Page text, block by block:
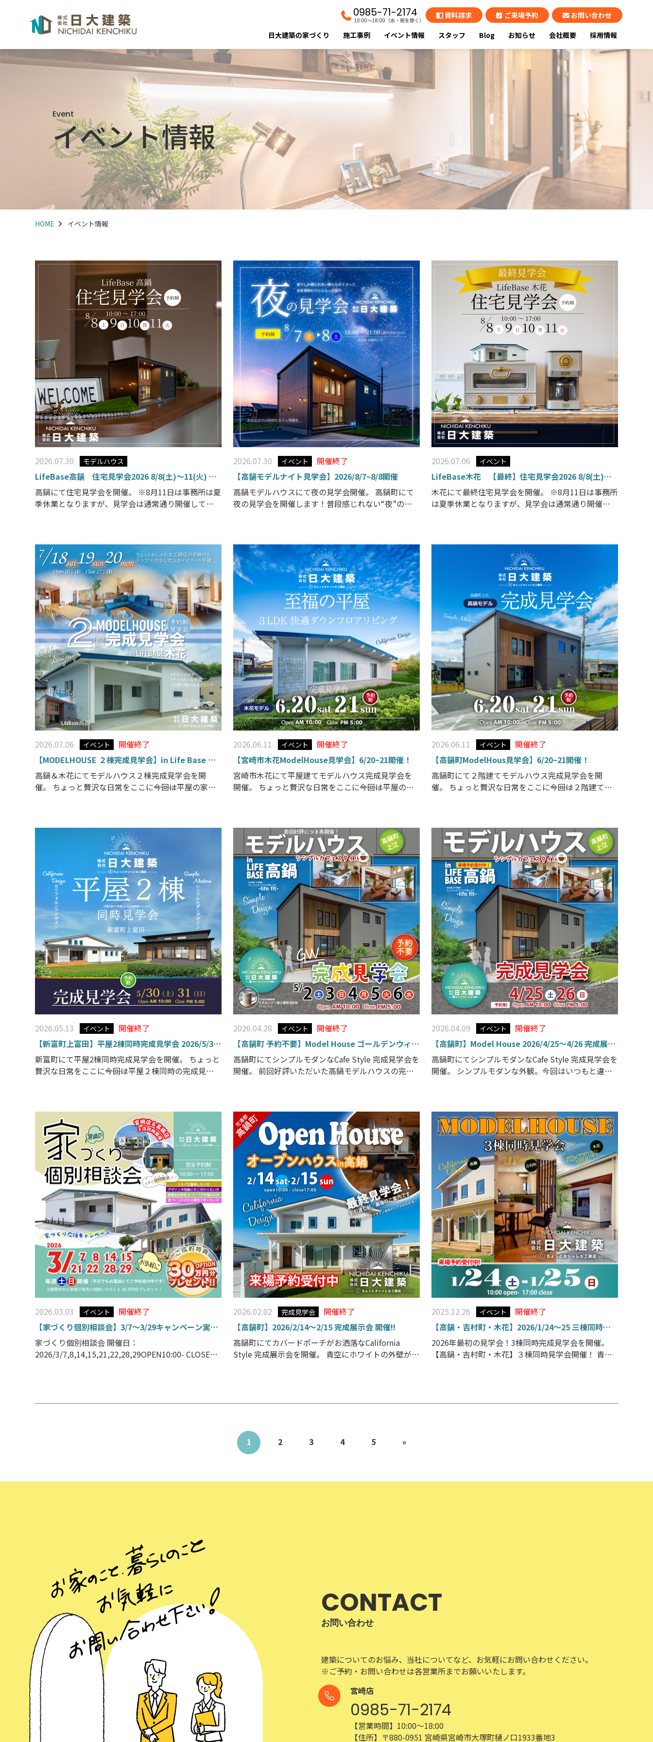
0985-71-2174
10:00〜18:00（水・祝を除く）
資料請求 ご来場予約 お問い合わせ
日大建築の家づくり 施工事例 イベント情報 スタッフ Blog お知らせ 会社概要 採用情報
Event
イベント情報
HOME イベント情報
2026.07.30 モデルハウス
LifeBase高鍋 住宅見学会2026 8/8(土)～11(火) 開
催！
高鍋にて住宅見学会を開催。 ※8月11日は事務所は夏
季休業となりますが、見学会は通常通り開催してお
吹き抜け空間でおしゃれカフェのような雰囲気。と
ても居心地の良 […]
2026.07.30 イベント
開催終了
【高鍋モデルナイト見学会】2026/8/7~8/8開催
高鍋モデルハウスにて夜の見学会開催。 高鍋町にて
夜の見学会を開催します！普段感じれない“夜”の暮
ャルモデルハウス モデルハウスの中をゆっくり順番
に見学したり、 […]
2026.07.06 イベント
LifeBase木花 【最終】住宅見学会2026 8/8(土)～
11(火) 開催！
木花にて最終住宅見学会を開催。 ※8月11日は事務所
は夏季休業となりますが、見学会は通常通り開催し
アで心地よく過ごせます。 とうとう木花のお家が見
2026.07.06 イベント
開催終了
【MODELHOUSE ２棟完成見学会】in Life Base 木
花
高鍋＆木花にてモデルハウス２棟完成見学会を開
催。 ちょっと贅沢な日常をここに―――今回は平屋の家、
ビングはダウンフロアで心地よく過ごせます。 […]
2026.06.11 イベント
開催終了
【宮崎市木花ModelHouse見学会】6/20~21開催！
宮崎市木花にて平屋建てモデルハウス完成見学会を
開催。 ちょっと贅沢な日常をここに―――今回は平屋の
リビングはダウンフロアで心地よく過ごせま […]
2026.06.11 イベント
開催終了
【高鍋町ModelHous見学会】6/20~21開催！
高鍋町にて２階建てモデルハウス完成見学会を開
催。 ちょっと贅沢な日常をここに―――今回は２階建ての
型キッチンカウンターや大きな吹き抜け空間でおし
ゃれ […]
2026.05.13 イベント
開催終了
【新富町上富田】平屋2棟同時完成見学会 2026/5/30
～5/31 開催!!
新富町にて平屋2棟同時完成見学会を開催。 ちょっと
贅沢な日常をここに―――今回は平屋２棟同時の完成見学
ます。さらに吹抜けの天井で開 […]
2026.04.28 イベント
開催終了
【高鍋町 予約不要】Model House ゴールデンウィー
ク2026/5/2～5/6 完成展示会 開催!!
高鍋町にてシンプルモダンなCafe Style 完成見学会を
開催。 前回好評いただいた高鍋モデルハウスの完成
ダウンフロアを採用したL型キッチンカウンターや大
き […]
2026.04.09 イベント
開催終了
【高鍋町】Model House 2026/4/25～4/26 完成展示
会 開催!!
高鍋町にてシンプルモダンなCafe Style 完成見学会を
開催。 シンプルモダンな外観。今回はいつもと違っ
気。とても居心地の良いお家です。お家ご検討中の
方、ぜ […]
2026.03.03 イベント
開催終了
【家づくり個別相談会】3/7～3/29キャンペーン実施
中！
家づくり個別相談会 開催日：
2026/3/7,8,14,15,21,22,28,29OPEN10:00- CLOSE17:00
します 家を建てたいけど […]
2026.02.02 完成見学会
開催終了
【高鍋町】2026/2/14～2/15 完成展示会 開催!!
高鍋町にてカバードポーチがお洒落なCalifornia
Style 完成展示会を開催。 青空にホワイトの外壁が映
らの見学会は今回で最後となります。是非、この機
2025.12.26 イベント
開催終了
【高鍋・吉村町・木花】2026/1/24～25 三棟同時見
学会 開催!!
2026年最初の見学会！3棟同時完成見学会を開催。
【高鍋・吉村町・木花】３棟同時見学会開催！ 青空
ノベモデル、シンプルモダンレトロ感漂うサーファ
1 2 3 4 5 »
CONTACT
お問い合わせ
建築についてのお悩み、当社についてなど、お気軽にお問い合わせください。
※ご予約・お問い合わせは各営業所までお願いいたします。
宮崎店
0985-71-2174
【営業時間】10:00～18:00
【住所】〒880-0951 宮崎県宮崎市大塚町樋ノ口1933番地3